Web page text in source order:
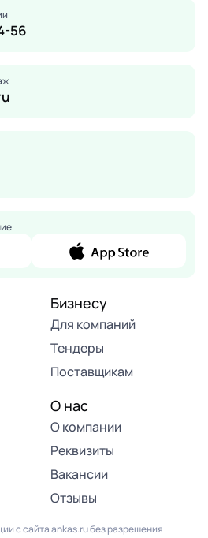
56
Бизнесу
Для компаний
Тендеры
Поставщикам
О нас
О компании
Реквизиты
Вакансии
Отзывы
с сайта ankas.ru без разрешения